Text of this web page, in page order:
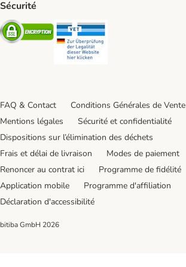
Sécurité
Security
FAQ & Contact
Conditions Générales de Vente
Mentions légales
Sécurité et confidentialité
Dispositions sur l’élimination des déchets
Frais et délai de livraison
Modes de paiement
Renoncer au contrat ici
Programme de fidélité
Application mobile
Programme d'affiliation
Déclaration d'accessibilité
bitiba GmbH 2026